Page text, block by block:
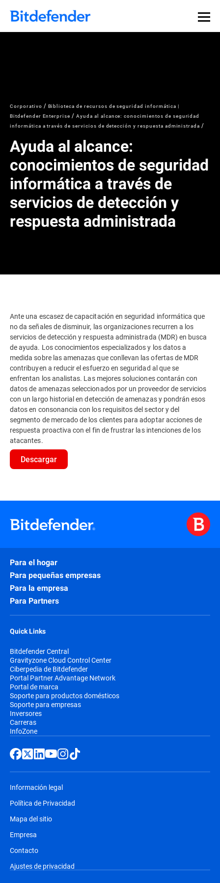
Corporativo
Biblioteca de recursos de seguridad informática |
Bitdefender Enterprise
Ayuda al alcance: conocimientos de seguridad
informática a través de servicios de detección y respuesta administrada
Ayuda al alcance:
conocimientos de seguridad
informática a través de
servicios de detección y
respuesta administrada
Ante una escasez de capacitación en seguridad informática que
no da señales de disminuir, las organizaciones recurren a los
servicios de detección y respuesta administrada (MDR) en busca
de ayuda. Los conocimientos especializados y los datos a
medida sobre las amenazas que conllevan las ofertas de MDR
contribuyen a reducir el esfuerzo en seguridad al que se
enfrentan los analistas. Las mejores soluciones contarán con
datos de amenazas seleccionados por un proveedor de servicios
con un largo historial en detección de amenazas y pondrán esos
datos en consonancia con los requisitos del sector y del
segmento de mercado de los clientes para adoptar acciones de
respuesta proactiva con el fin de frustrar las intenciones de los
atacantes.
Descargar
Para el hogar
Para pequeñas empresas
Para la empresa
Para Partners
Quick Links
Bitdefender Central
Gravityzone Cloud Control Center
Ciberpedia de Bitdefender
Portal Partner Advantage Network
Portal de marca
Soporte para productos domésticos
Soporte para empresas
Inversores
Carreras
InfoZone
Información legal
Política de Privacidad
Mapa del sitio
Empresa
Contacto
Ajustes de privacidad